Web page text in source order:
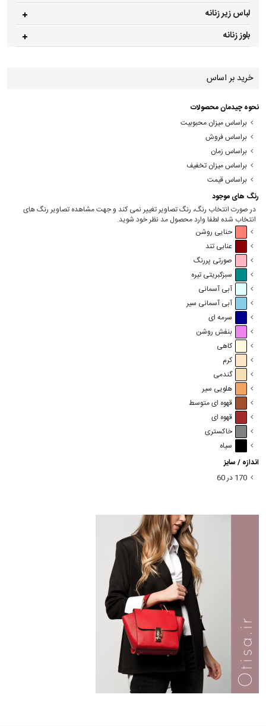
لباس زیر زنانه
بلوز زنانه
خرید بر اساس
نحوه چیدمان محصولات
براساس میزان محبوبیت
براساس فروش
براساس زمان
براساس میزان تخفیف
براساس قیمت
رنگ های موجود
در صورت انتخاب رنگ، رنگ تصاویر تغییر نمی کند و جهت مشاهده تصاویر رنگ های
انتخاب شده لطفا وارد محصول مد نظر خود شوید.
حنایی روشن
عنابی تند
صورتی پررنگ
سبزکبریتی تیره
آبی آسمانی
آبی آسمانی سیر
سرمه ای
بنفش روشن
کاهی
کرم
گندمی
هلویی سیر
قهوه ای متوسط
قهوه ای
خاکستری
سیاه
اندازه / سایز
170 در 60